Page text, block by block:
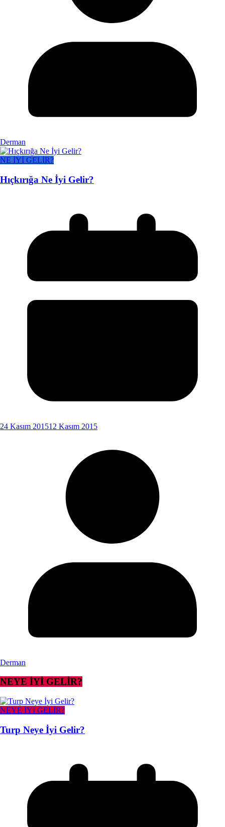
Derman
NE İYİ GELİR?
Hıçkırığa Ne İyi Gelir?
24 Kasım 201512 Kasım 2015
Derman
NEYE İYİ GELİR?
NEYE İYİ GELİR?
Turp Neye İyi Gelir?